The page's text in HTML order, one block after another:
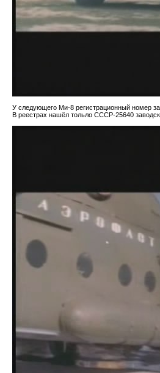
У следующего Ми-8 регистрационный номер
В реестрах нашёл тольло СССР-25640